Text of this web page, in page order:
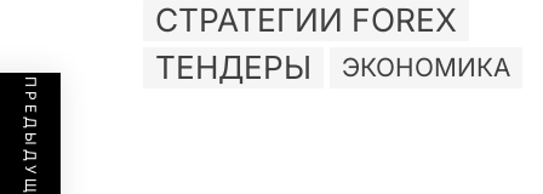
СТРАТЕГИИ FOREX
ТЕНДЕРЫ
ЭКОНОМИКА